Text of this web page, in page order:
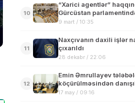
10
“Xarici agentlər”
Gürcüstan
9 mart / 10:35
11
Naxçıvanın daxili işlər
çıxarıldı
28 dekabr / 22:06
12
Emin Əmrullayev
köçürülməsindən
17 may / 09:16